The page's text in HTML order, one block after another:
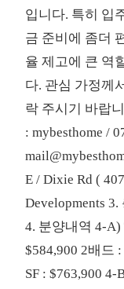
입니다. 특히 입
금 준비에 좀더
율 제고에 큰 역
다. 관심 가정께
락 주시기 바랍
: mybesthome /
E / Dixie Rd (
Developments
4. 분양내역 4-A)
$584,900 2배드
SF : $763,900